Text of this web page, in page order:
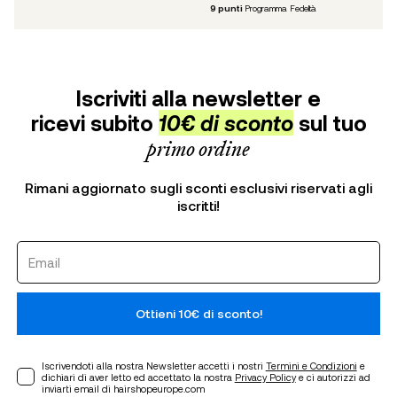
9 punti Programma Fedeltà
Iscriviti alla newsletter e
ricevi subito 10€ di scontosul tuo
primo ordine
Rimani aggiornato sugli sconti esclusivi riservati agli
iscritti!
Ottieni 10€ di sconto!
Iscrivendoti alla nostra Newsletter accetti i nostri Termini e Condizioni e
dichiari di aver letto ed accettato la nostra Privacy Policye ci autorizzi ad
inviarti email di hairshopeurope.com